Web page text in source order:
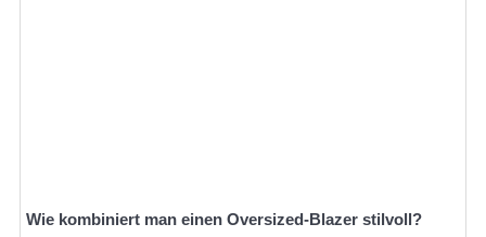
Wie kombiniert man einen Oversized-Blazer stilvoll?